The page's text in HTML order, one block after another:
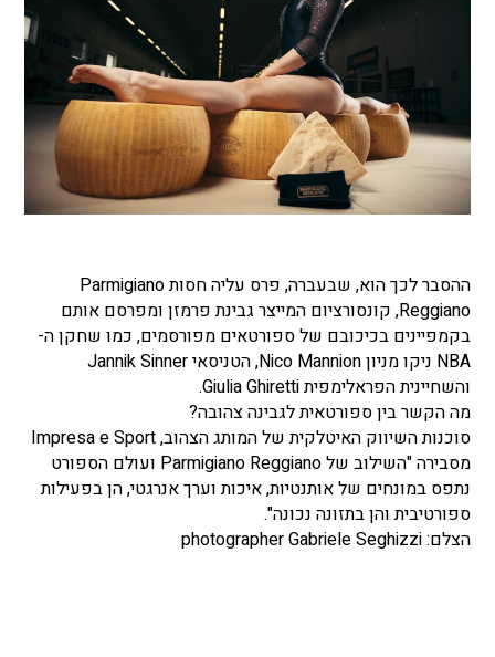
ההסבר לכך הוא, שבעברה, פרס עליה חסות Parmigiano
Reggiano, קונסורציום המייצר גבינת פרמזן ומפרסם אותם
בקמפיינים בכיכובם של ספורטאים מפורסמים, כמו שחקן ה-
NBA ניקו מניון Nico Mannion, הטניסאי Jannik Sinner
והשחיינית הפראלימפית Giulia Ghiretti.
מה הקשר בין ספורטאית לגבינה צהובה?
סוכנות השיווק האיטלקית של המותג הצהוב, Impresa e Sport
מסבירה "השילוב של Parmigiano Reggiano ועולם הספורט
נתפס במונחים של אותנטיות, איכות וערך אנרגטי, הן בפעילות
ספורטיבית והן בתזונה נכונה".
הצלם: photographer Gabriele Seghizzi